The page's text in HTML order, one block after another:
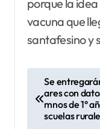
porque la
vacuna que
santafesino y
Se
ares con
mnos de 1°
scuelas